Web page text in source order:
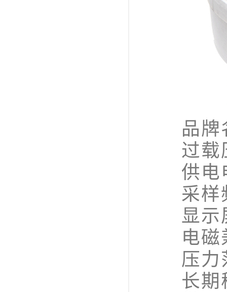
品牌名
过载
供电电
采样
显示屏
电磁兼
压力范
长期稳